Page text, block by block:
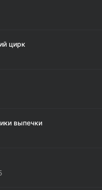
цирк
выпечки